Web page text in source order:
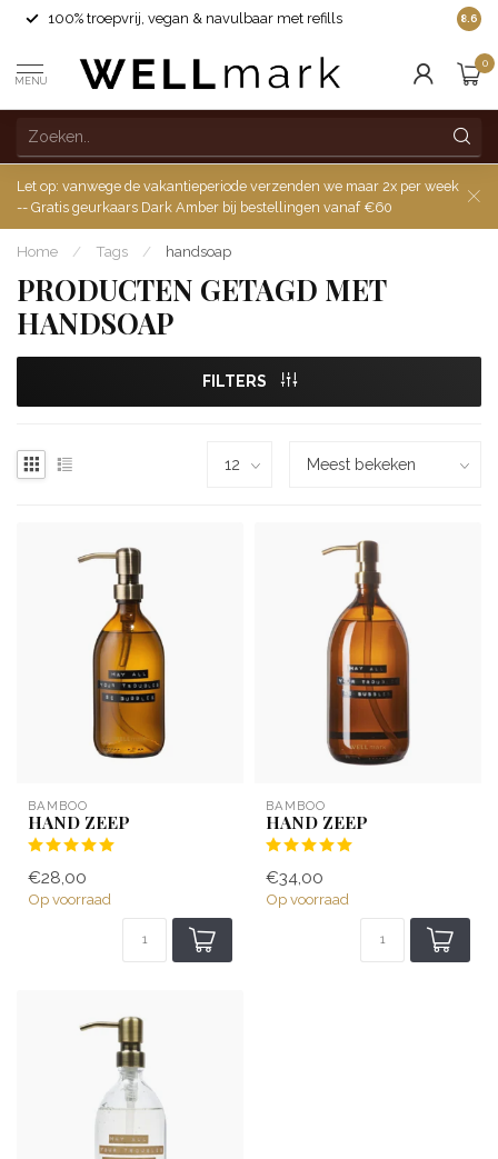
100% troepvrij, vegan & navulbaar met refills 8.6
MENU
0
Let op: vanwege de vakantieperiode verzenden we maar 2x per week
-- Gratis geurkaars Dark Amber bij bestellingen vanaf €60
Home / Tags / handsoap
PRODUCTEN GETAGD MET
HANDSOAP
FILTERS
BAMBOO
HAND ZEEP
€28,00
Op voorraad
BAMBOO
HAND ZEEP
€34,00
Op voorraad